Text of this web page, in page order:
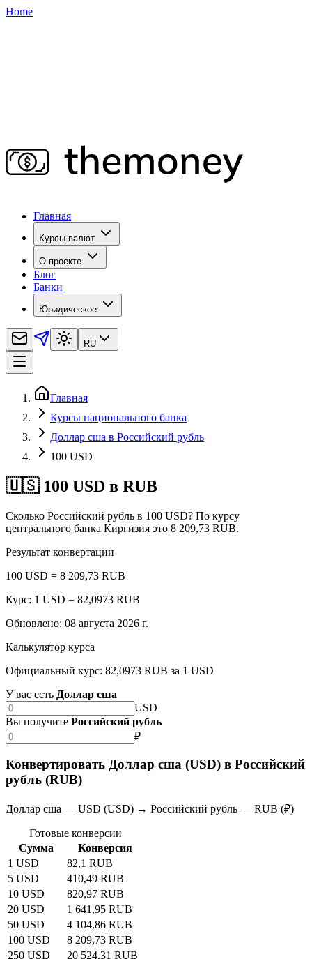
Home
Главная
Курсы валют
О проекте
Блог
Банки
Юридическое
RU
Главная
Курсы национального банка
Доллар сша в Российский рубль
100 USD
🇺🇸 100 USD в RUB
Сколько Российский рубль в 100 USD? По курсу
центрального банка Киргизия это 8 209,73 RUB.
Результат конвертации
100 USD = 8 209,73 RUB
Курс: 1 USD = 82,0973 RUB
Обновлено: 08 августа 2026 г.
Калькулятор курса
Официальный курс: 82,0973 RUB за 1 USD
У вас есть Доллар сша
USD
Вы получите Российский рубль
₽
Конвертировать Доллар сша (USD) в Российский
рубль (RUB)
Доллар сша — USD (USD) → Российский рубль — RUB (₽)
Готовые конверсии
Сумма
Конверсия
1 USD
82,1 RUB
5 USD
410,49 RUB
10 USD
820,97 RUB
20 USD
1 641,95 RUB
50 USD
4 104,86 RUB
100 USD
8 209,73 RUB
250 USD
20 524,31 RUB